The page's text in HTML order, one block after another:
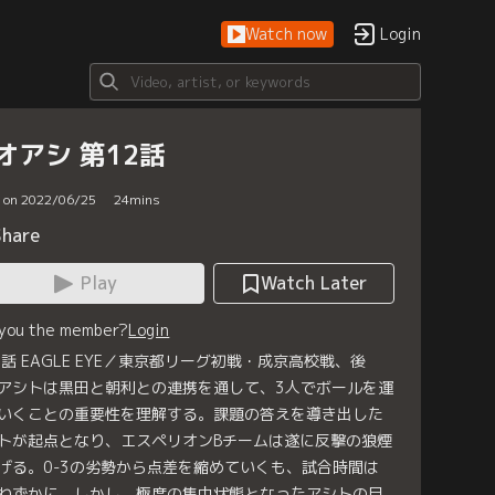
Watch now Login
アシ 第12話
2022/06/25 24mins
Play
Watch Later
the member?Login
EAGLE EYE／東京都リーグ初戦・成京高校戦、後
シトは黒田と朝利との連携を通して、3人でボールを運
くことの重要性を理解する。課題の答えを導き出した
が起点となり、エスペリオンBチームは遂に反撃の狼煙
る。0-3の劣勢から点差を縮めていくも、試合時間は